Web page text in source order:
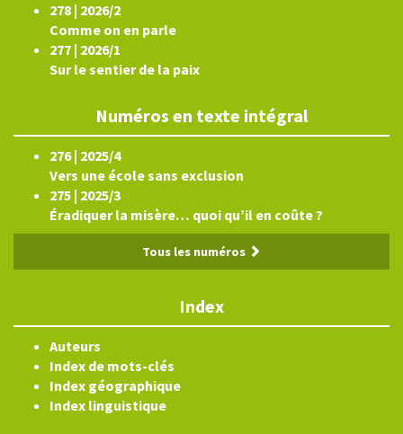
278 | 2026/2
Comme on en parle
277 | 2026/1
Sur le sentier de la paix
Numéros en texte intégral
276 | 2025/4
Vers une école sans exclusion
275 | 2025/3
Éradiquer la misère… quoi qu’il en coûte ?
Tous les numéros
Index
Auteurs
Index de mots-clés
Index géographique
Index linguistique